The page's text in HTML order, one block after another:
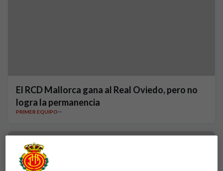
El RCD Mallorca gana al Real Oviedo, pero no
logra la permanencia
PRIMER EQUIPO